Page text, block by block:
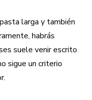
larga y también
habrás
suele venir escrito
sigue un criterio